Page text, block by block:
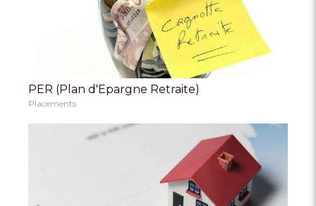
PER (Plan d'Epargne Retraite)
Placements